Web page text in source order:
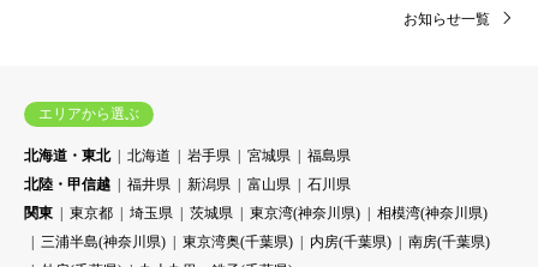
お知らせ一覧
エリアから選ぶ
北海道・東北 北海道 岩手県 宮城県
福島県
北陸・甲信越
福井県 新潟県 富山県
石川県
関東
東京都 埼玉県 茨城県 東京湾(神奈川県)
相模湾(神奈川県)
三浦半島(神奈川県)
東京湾奥(千葉県) 内房(千葉県)
南房(千葉県)